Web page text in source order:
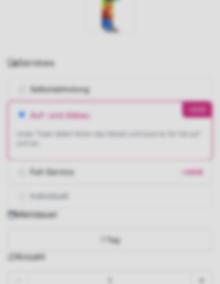
Services
Selbstabholung
Auf- und Abbau
Unser Team liefert Ihnen das Modul und baut es für Sie auf
Full-Service +280€
Individuell
Mietdauer
1 Tag
Anzahl